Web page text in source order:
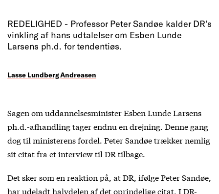
REDELIGHED - Professor Peter Sandøe kalder DR’s
vinkling af hans udtalelser om Esben Lunde
Larsens ph.d. for tendentiøs.
Lasse Lundberg Andreasen
Sagen om uddannelsesminister Esben Lunde Larsens
ph.d.-afhandling tager endnu en drejning. Denne gang
dog til ministerens fordel. Peter Sandøe trækker nemlig
sit citat fra et interview til DR tilbage.
Det sker som en reaktion på, at DR, ifølge Peter Sandøe,
har udeladt halvdelen af det oprindelige citat. I DR-